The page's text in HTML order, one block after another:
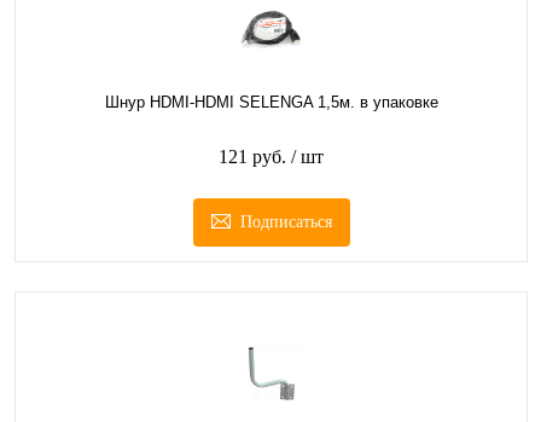
Шнур HDMI-HDMI SELENGA 1,5м. в упаковке
121 руб. / шт
Подписаться